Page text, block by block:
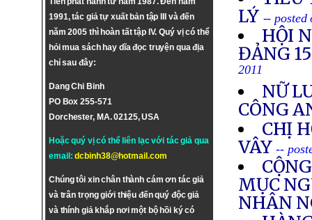
1991, tác giả tự xuất bản tập III và đến
năm 2005 thì hoàn tất tập IV. Quý vị có thể
hỏi mua sách hay dĩa đọc truyện qua địa
chỉ sau đây:
Dang Chi Binh
PO Box 255-571
Dorchester, MA. 02125, USA
Hoặc quý vị có thể liên lạc với tác giả qua
email:dcbinh38@hotmail.com
Chúng tôi xin chân thành cám ơn tác giả
và trân trọng giới thiệu đến quý độc giả
và thính giả khắp nơi một bộ hồi ký có
LÝ -- posted
HỘI
ĐẢNG
2011
NỮ
CÔNG
CHỊ
VÂY--
MỤC
NHÂN